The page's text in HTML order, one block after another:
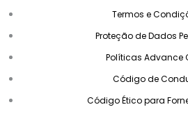
Termos e
Proteção de Dados
Políticas Advance
Código de
Código Ético para